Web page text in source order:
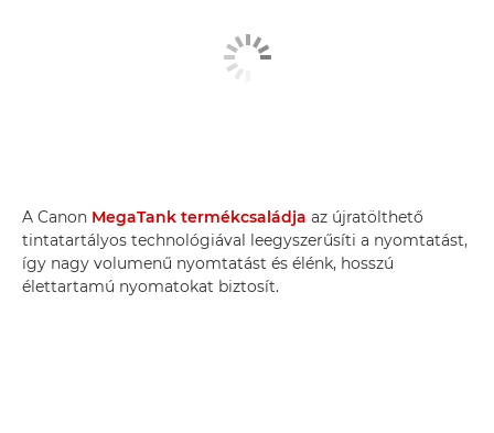
A Canon MegaTank termékcsaládja az újratölthető
tintatartályos technológiával leegyszerűsíti a nyomtatást,
így nagy volumenű nyomtatást és élénk, hosszú
élettartamú nyomatokat biztosít.